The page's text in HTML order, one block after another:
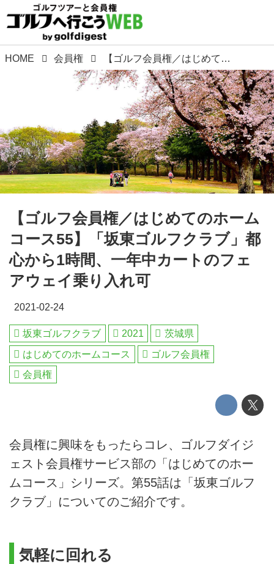
HOME 会員権 【ゴルフ会員権／はじめてのホームコース55】「坂東ゴルフクラブ」都心から1時間、一年中カートのフェアウェイ乗り入れ可
【ゴルフ会員権／はじめてのホーム
コース55】「坂東ゴルフクラブ」都
心から1時間、一年中カートのフェ
アウェイ乗り入れ可
2021-02-24
坂東ゴルフクラブ 2021
茨城県
はじめてのホームコース
ゴルフ会員権
会員権
会員権に興味をもったらコレ、ゴルフダイジ
ェスト会員権サービス部の「はじめてのホー
ムコース」シリーズ。第55話は「坂東ゴルフ
クラブ」についてのご紹介です。
気軽に回れる